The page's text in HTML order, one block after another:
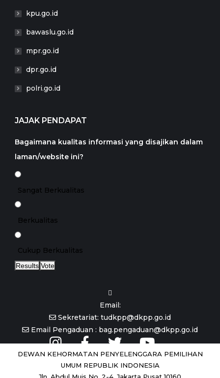
kpu.go.id
bawaslu.go.id
mpr.go.id
dpr.go.id
polri.go.id
JAJAK PENDAPAT
Bagaimana kualitas informasi yang disajikan dalam
laman/website ini?
Sangat Berkualitas
Berkualitas
Cukup Berkualitas
Results Vote
Email:
Sekretariat: tudkpp@dkpp.go.id
Email Pengaduan : bag.pengaduan@dkpp.go.id
DEWAN KEHORMATAN PENYELENGGARA PEMILIHAN
UMUM REPUBLIK INDONESIA